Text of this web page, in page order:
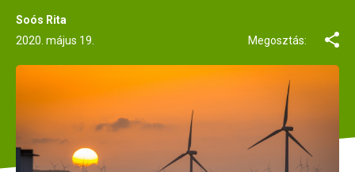
Soós Rita
2020. május 19.
Megosztás: